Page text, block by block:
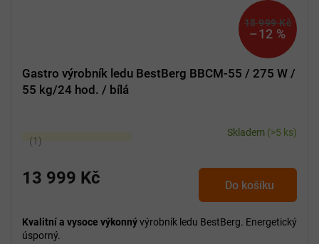
15 999 Kč
–12 %
Gastro výrobník ledu BestBerg BBCM-55 / 275 W /
55 kg/24 hod. / bílá
Průměrné
produktu
z
5
Skladem (>5 ks)
13 999 Kč Do košíku
Kvalitní a vysoce výkonnývýrobník ledu BestBerg. Energetický
úsporný.